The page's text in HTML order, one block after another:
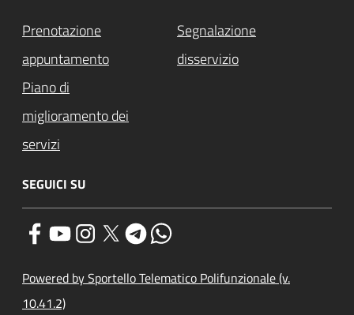
Prenotazione
appuntamento
Segnalazione
disservizio
Piano di
miglioramento dei
servizi
SEGUICI SU
Powered by Sportello Telematico Polifunzionale (v.
10.41.2)